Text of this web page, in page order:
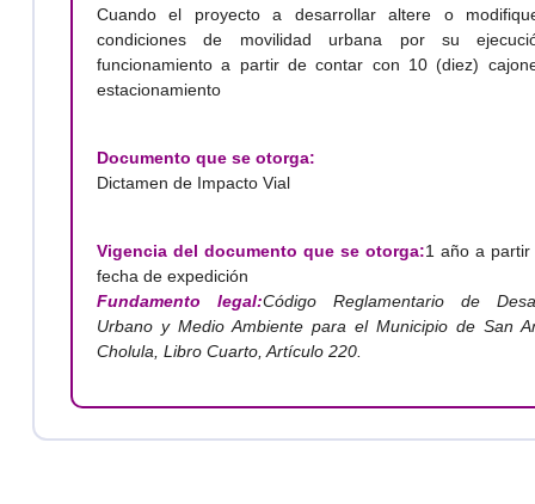
Cuando el proyecto a desarrollar altere o
condiciones de movilidad urbana por su
funcionamiento a partir de contar con 10 (diez)
estacionamiento
Documento que se otorga:
Dictamen de Impacto Vial
Vigencia del documento que se otorga:1 año a partir
fecha de expedición
Fundamento legal:Código Reglamentario de
Urbano y Medio Ambiente para el Municipio de San
Cholula, Libro Cuarto, Artículo 220.